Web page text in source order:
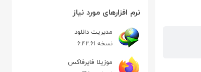
نرم افزارهای مورد نیاز
مدیریت دانلود
نسخه 6.42.61
موزیلا فایرفاکس